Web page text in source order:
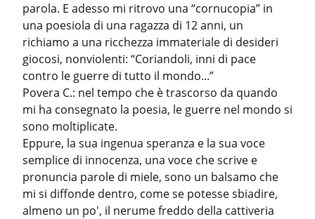
parola. E adesso mi ritrovo una “cornucopia” in
una poesiola di una ragazza di 12 anni, un
richiamo a una ricchezza immateriale di desideri
giocosi, nonviolenti: “Coriandoli, inni di pace
contro le guerre di tutto il mondo...”
Povera C.: nel tempo che è trascorso da quando
mi ha consegnato la poesia, le guerre nel mondo si
sono moltiplicate.
Eppure, la sua ingenua speranza e la sua voce
semplice di innocenza, una voce che scrive e
pronuncia parole di miele, sono un balsamo che
mi si diffonde dentro, come se potesse sbiadire,
almeno un po', il nerume freddo della cattiveria